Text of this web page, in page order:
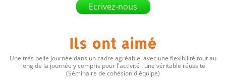
Ecrivez-nous
Ils ont aimé
Une très belle journée dans un cadre agréable, avec une flexibilité tout au
long de la journée y compris pour l'activité : une véritable réussite
(Séminaire de cohésion d'équipe)